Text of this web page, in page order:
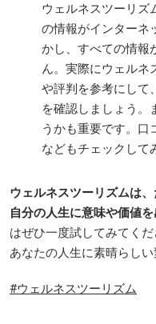
ウェルネスツーリズ
の情報がインターネ
かし、すべての情報
ん。実際にウェルネ
や評判を参考にして
を確認しましょう。
うかも重要です。口
などもチェックして
ウェルネスツーリズムは
自分の人生に意味や価値を
はぜひ一度試してみてくだ
あなたの人生に素晴らし
#ウェルネスツーリズム